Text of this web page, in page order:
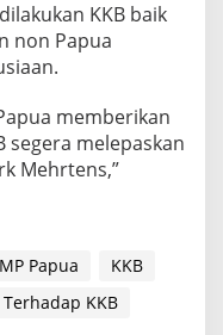
KKB baik
non Papua
memberikan
segera melepaskan
Mehrtens,”
Papua
KKB
KKB